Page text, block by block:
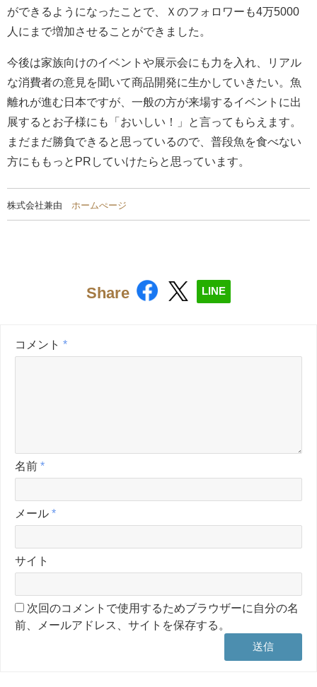
ができるようになったことで、Ｘのフォロワーも4万5000
人にまで増加させることができました。
今後は家族向けのイベントや展示会にも力を入れ、リアル
な消費者の意見を聞いて商品開発に生かしていきたい。魚
離れが進む日本ですが、一般の方が来場するイベントに出
展するとお子様にも「おいしい！」と言ってもらえます。
まだまだ勝負できると思っているので、普段魚を食べない
方にももっとPRしていけたらと思っています。
株式会社兼由 ホームぺージ
Share LINE
コメント *
名前 *
メール *
サイト
次回のコメントで使用するためブラウザーに自分の名
前、メールアドレス、サイトを保存する。